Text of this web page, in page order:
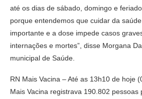
até os dias de sábado, domingo e
porque entendemos que cuidar da
importante e a dose impede casos
internações e mortes”, disse Morgana
municipal de Saúde.
RN Mais Vacina – Até as 13h10 de hoje
Mais Vacina registrava 190.802 pessoas